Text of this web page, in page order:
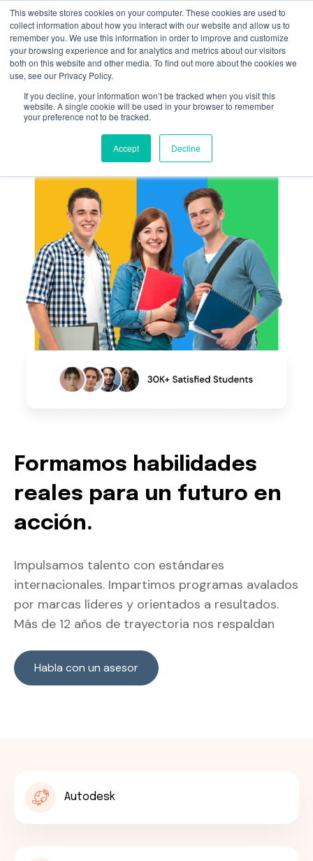
This website stores cookies on your computer. These cookies are used to
collect information about how you interact with our website and allow us to
remember you. We use this information in order to improve and customize
your browsing experience and for analytics and metrics about our visitors
both on this website and other media. To find out more about the cookies we
use, see our Privacy Policy.
If you decline, your information won’t be tracked when you visit this
website. A single cookie will be used in your browser to remember
your preference not to be tracked.
Accept Decline
Formamos habilidades
reales para un futuro en
acción.
Impulsamos talento con estándares
internacionales. Impartimos programas avalados
por marcas líderes y orientados a resultados.
Más de 12 años de trayectoria nos respaldan
Habla con un asesor
Autodesk